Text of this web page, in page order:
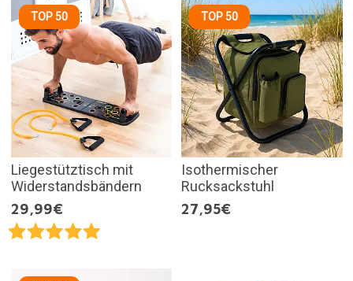
TOP 50
Liegestütztisch mit
Widerstandsbändern
29,99€
TOP 50
Isothermischer
Rucksackstuhl
27,95€